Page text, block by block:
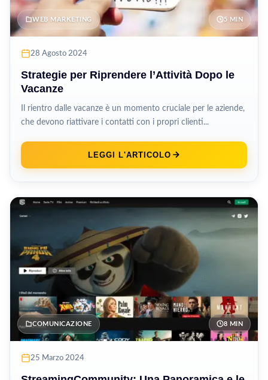
WEB MARKETING 5 MIN
28 Agosto 2024
Strategie per Riprendere l’Attività Dopo le
Vacanze
Il rientro dalle vacanze è un momento cruciale per le aziende,
che devono riattivare i contatti con i propri clienti...
LEGGI L'ARTICOLO
COMUNICAZIONE 8 MIN
25 Marzo 2024